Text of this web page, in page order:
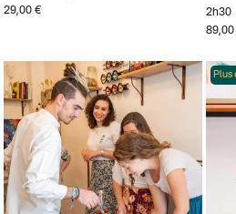
29,00 € 2h30
89,00
Plus